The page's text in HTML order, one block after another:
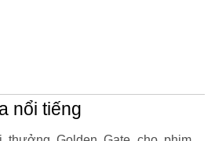
nổi tiếng